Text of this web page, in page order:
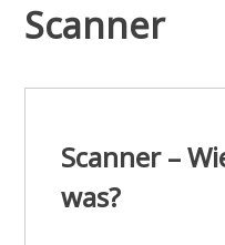
Scanner
Scanner –
was?